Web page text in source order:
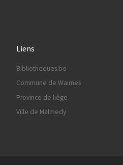
Liens
Bibliotheques.be
Commune de Waimes
Province de liège
Ville de Malmedy